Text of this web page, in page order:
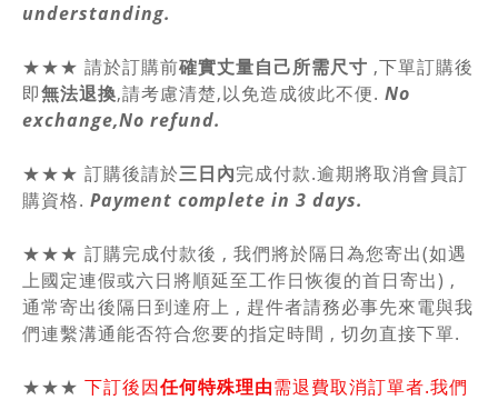
understanding.
★★★ 請於訂購前確實丈量自己所需尺寸 ,下單訂購後
即無法退換,請考慮清楚,以免造成彼此不便. No
exchange,No refund.
★★★ 訂購後請於三日內完成付款.逾期將取消會員訂
購資格. Payment complete in 3 days.
★★★ 訂購完成付款後 , 我們將於隔日為您寄出(如遇
上國定連假或六日將順延至工作日恢復的首日寄出) ,
通常寄出後隔日到達府上 , 趕件者請務必事先來電與我
們連繫溝通能否符合您要的指定時間 , 切勿直接下單.
★★★ 下訂後因任何特殊理由需退費取消訂單者.我們